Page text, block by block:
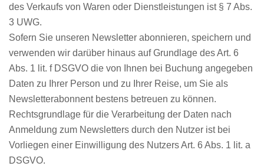
des Verkaufs von Waren oder Dienstleistungen ist § 7 Abs.
3 UWG.
Sofern Sie unseren Newsletter abonnieren, speichern und
verwenden wir darüber hinaus auf Grundlage des Art. 6
Abs. 1 lit. f DSGVO die von Ihnen bei Buchung angegeben
Daten zu Ihrer Person und zu Ihrer Reise, um Sie als
Newsletterabonnent bestens betreuen zu können.
Rechtsgrundlage für die Verarbeitung der Daten nach
Anmeldung zum Newsletters durch den Nutzer ist bei
Vorliegen einer Einwilligung des Nutzers Art. 6 Abs. 1 lit. a
DSGVO.